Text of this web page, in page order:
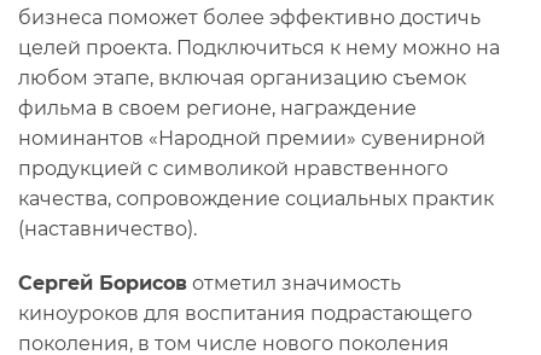
бизнеса поможет более эффективно достичь
целей проекта. Подключиться к нему можно на
любом этапе, включая организацию съемок
фильма в своем регионе, награждение
номинантов «Народной премии» сувенирной
продукцией с символикой нравственного
качества, сопровождение социальных практик
(наставничество).
Сергей Борисов отметил значимость
киноуроков для воспитания подрастающего
поколения, в том числе нового поколения